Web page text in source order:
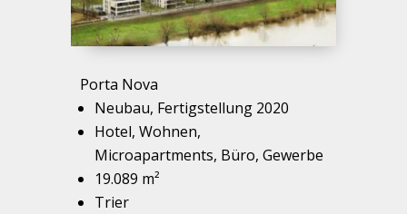
Porta Nova
Neubau, Fertigstellung 2020
Hotel, Wohnen,
Microapartments, Büro, Gewerbe
19.089 m²
Trier